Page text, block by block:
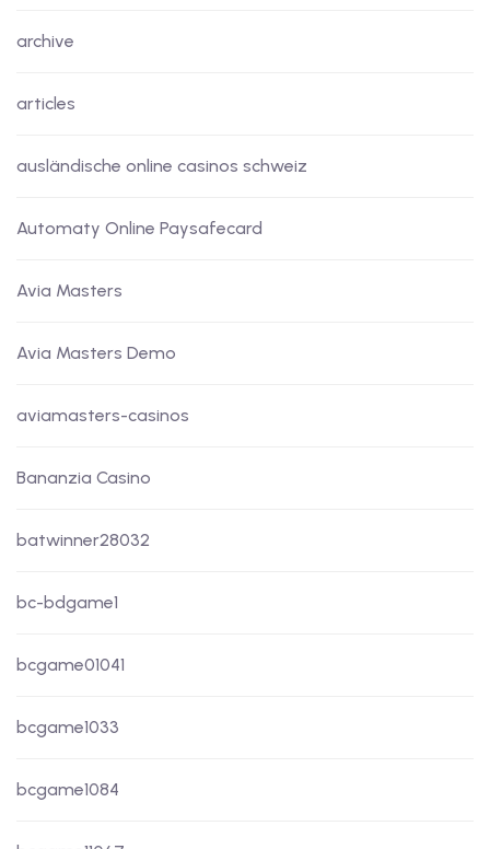
archive
articles
ausländische online casinos schweiz
Automaty Online Paysafecard
Avia Masters
Avia Masters Demo
aviamasters-casinos
Bananzia Casino
batwinner28032
bc-bdgame1
bcgame01041
bcgame1033
bcgame1084